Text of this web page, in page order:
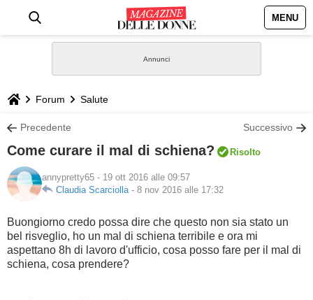
MENU
STILE
DEFINIZIONI
GASTRONOMIA
CAPELLI
Forum Salute
Precedente Successivo
Come curare il mal di schiena? Risolto
annypretty65 - 19 ott 2016 alle 09:57
Claudia Scarciolla- 8 nov 2016 alle 17:32
Buongiorno credo possa dire che questo non sia stato un
bel risveglio, ho un mal di schiena terribile e ora mi
aspettano 8h di lavoro d'ufficio, cosa posso fare per il mal di
schiena, cosa prendere?